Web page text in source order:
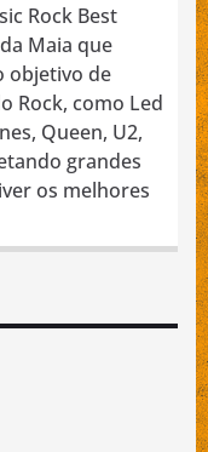
Rock Best
Maia que
objetivo de
Rock, como Led
Queen, U2,
grandes
os melhores